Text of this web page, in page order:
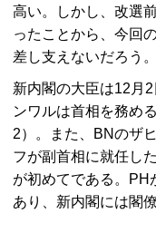
高い。しかし、改選
ったことから、今回
差し支えないだろう。
新内閣の大臣は12月
ンワルは首相を務め
2）。また、
BNのザ
フが副首相に就任し
が初めてである。
PH
あり、新内閣には閣